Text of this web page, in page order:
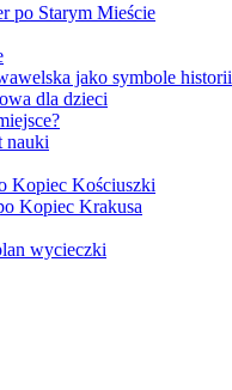
po Starym Mieście
jako symbole historii
dla dzieci
nauki
Kopiec Kościuszki
Kopiec Krakusa
wycieczki